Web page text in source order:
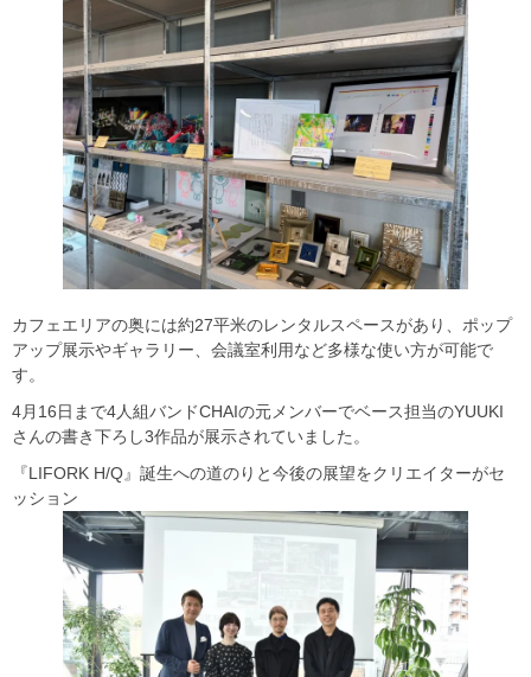
カフェエリアの奥には約27平米のレンタルスペースがあり、ポップ
アップ展示やギャラリー、会議室利用など多様な使い方が可能で
す。
4月16日まで4人組バンドCHAIの元メンバーでベース担当のYUUKI
さんの書き下ろし3作品が展示されていました。
『LIFORK H/Q』誕生への道のりと今後の展望をクリエイターがセ
ッション